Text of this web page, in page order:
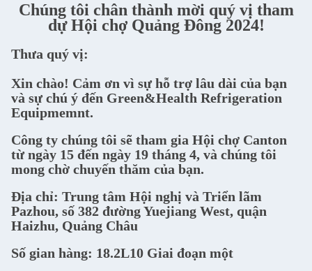
Chúng tôi chân thành mời quý vị tham
dự Hội chợ Quảng Đông 2024!
Thưa quý vị:
Xin chào! Cảm ơn vì sự hỗ trợ lâu dài của bạn
và sự chú ý đến Green&Health Refrigeration
Equipmemnt.
Công ty chúng tôi sẽ tham gia Hội chợ Canton
từ ngày 15 đến ngày 19 tháng 4, và chúng tôi
mong chờ chuyến thăm của bạn.
Địa chỉ: Trung tâm Hội nghị và Triển lãm
Pazhou, số 382 đường Yuejiang West, quận
Haizhu, Quảng Châu
Số gian hàng: 18.2L10 Giai đoạn một